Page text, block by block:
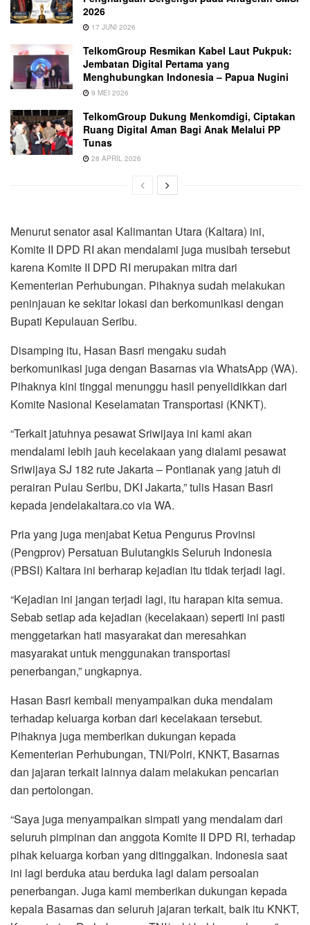
2026
17 JUNI 2026
TelkomGroup Resmikan Kabel Laut Pukpuk:
Jembatan Digital Pertama yang
Menghubungkan Indonesia – Papua Nugini
9 MEI 2026
TelkomGroup Dukung Menkomdigi, Ciptakan
Ruang Digital Aman Bagi Anak Melalui PP
Tunas
28 APRIL 2026
Menurut senator asal Kalimantan Utara (Kaltara) ini,
Komite II DPD RI akan mendalami juga musibah tersebut
karena Komite II DPD RI merupakan mitra dari
Kementerian Perhubungan. Pihaknya sudah melakukan
peninjauan ke sekitar lokasi dan berkomunikasi dengan
Bupati Kepulauan Seribu.
Disamping itu, Hasan Basri mengaku sudah
berkomunikasi juga dengan Basarnas via WhatsApp (WA).
Pihaknya kini tinggal menunggu hasil penyelidikkan dari
Komite Nasional Keselamatan Transportasi (KNKT).
“Terkait jatuhnya pesawat Sriwijaya ini kami akan
mendalami lebih jauh kecelakaan yang dialami pesawat
Sriwijaya SJ 182 rute Jakarta – Pontianak yang jatuh di
perairan Pulau Seribu, DKI Jakarta,” tulis Hasan Basri
kepada jendelakaltara.co via WA.
Pria yang juga menjabat Ketua Pengurus Provinsi
(Pengprov) Persatuan Bulutangkis Seluruh Indonesia
(PBSI) Kaltara ini berharap kejadian itu tidak terjadi lagi.
“Kejadian ini jangan terjadi lagi, itu harapan kita semua.
Sebab setiap ada kejadian (kecelakaan) seperti ini pasti
menggetarkan hati masyarakat dan meresahkan
masyarakat untuk menggunakan transportasi
penerbangan,” ungkapnya.
Hasan Basri kembali menyampaikan duka mendalam
terhadap keluarga korban dari kecelakaan tersebut.
Pihaknya juga memberikan dukungan kepada
Kementerian Perhubungan, TNI/Polri, KNKT, Basarnas
dan jajaran terkait lainnya dalam melakukan pencarian
dan pertolongan.
“Saya juga menyampaikan simpati yang mendalam dari
seluruh pimpinan dan anggota Komite II DPD RI, terhadap
pihak keluarga korban yang ditinggalkan. Indonesia saat
ini lagi berduka atau berduka lagi dalam persoalan
penerbangan. Juga kami memberikan dukungan kepada
kepala Basarnas dan seluruh jajaran terkait, baik itu KNKT,